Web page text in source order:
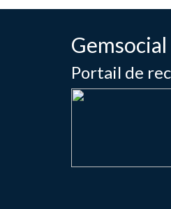
Gemsocial
Portail de